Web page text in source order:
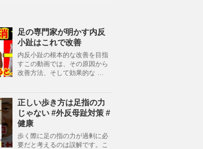
足の専門家が明かす内反
小趾はこれで改善
内反小趾の根本的な改善を目指
すこの動画では、その原因から
改善方法、そして効果的な …
正しい歩き方は足指の力
じゃない #外反母趾対策 #
健康
歩く際に足の指の力が過剰に必
要だと考えるのは誤解です。こ